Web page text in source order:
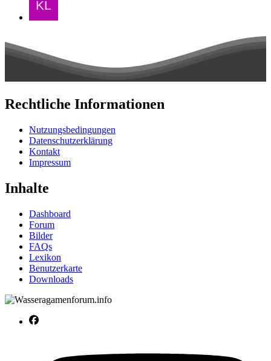
Rechtliche Informationen
Nutzungsbedingungen
Datenschutzerklärung
Kontakt
Impressum
Inhalte
Dashboard
Forum
Bilder
FAQs
Lexikon
Benutzerkarte
Downloads